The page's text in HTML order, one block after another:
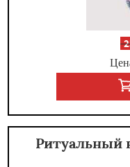
-
Ритуальный